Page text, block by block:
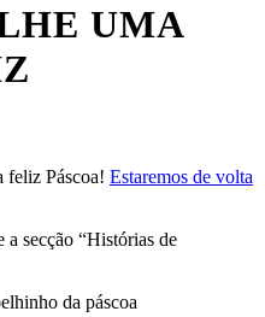
UMA
feliz Páscoa! Estaremos de volta
secção “Histórias de